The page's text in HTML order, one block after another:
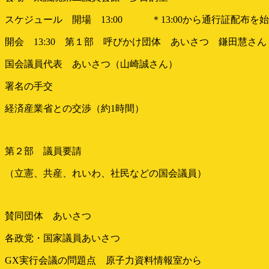
スケジュール 開場 13:00 ＊13:00から通行証配布を始
開会 13:30 第１部 呼びかけ団体 あいさつ 鎌田慧さん
国会議員代表 あいさつ（山崎誠さん）
署名の手交
経済産業省との交渉（約1時間）
第２部 議員要請
（立憲、共産、れいわ、社民などの国会議員）
賛同団体 あいさつ
各政党・国家議員あいさつ
GX実行会議の問題点 原子力資料情報室から